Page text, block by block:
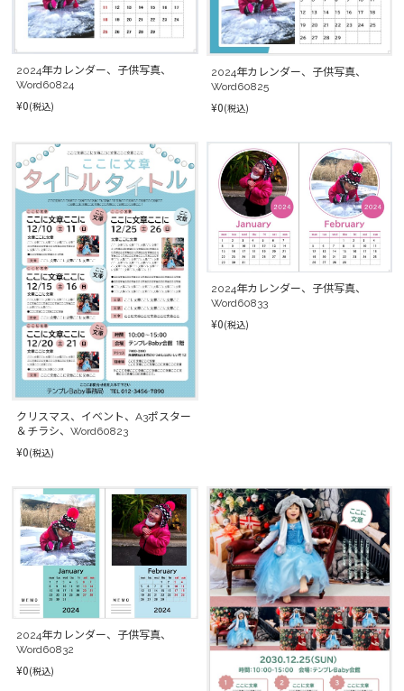
2024年カレンダー、子供写真、
Word60824
¥0(税込)
2024年カレンダー、子供写真、
Word60825
¥0(税込)
クリスマス、イベント、A3ポスター
＆チラシ、Word60823
¥0(税込)
2024年カレンダー、子供写真、
Word60833
¥0(税込)
2024年カレンダー、子供写真、
Word60832
¥0(税込)